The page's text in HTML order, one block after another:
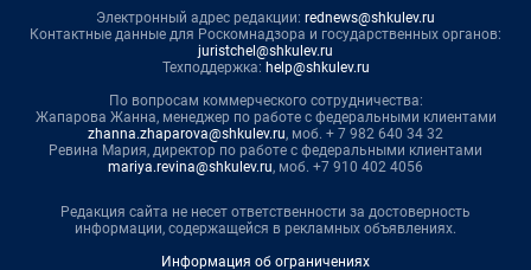
Электронный адрес редакции: rednews@shkulev.ru
Контактные данные для Роскомнадзора и государственных органов:
juristchel@shkulev.ru
Техподдержка: help@shkulev.ru
По вопросам коммерческого сотрудничества:
Жапарова Жанна, менеджер по работе с федеральными клиентами
zhanna.zhaparova@shkulev.ru, моб. + 7 982 640 34 32
Ревина Мария, директор по работе с федеральными клиентами
mariya.revina@shkulev.ru, моб. +7 910 402 4056
Редакция сайта не несет ответственности за достоверность
информации, содержащейся в рекламных объявлениях.
Информация об ограничениях